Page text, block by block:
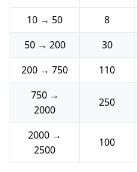
10 → 50
8
50 → 200
30
200 → 750
110
750 →
2000
250
2000 →
2500
100